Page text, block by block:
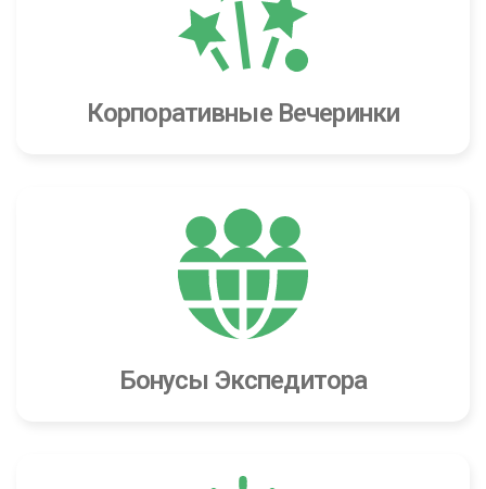
Корпоративные Вечеринки
Бонусы Экспедитора